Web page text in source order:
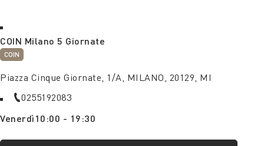
COIN Milano 5 Giornate
COIN
Piazza Cinque Giornate, 1/A, MILANO, 20129, MI
0255192083
Venerdì 10:00 - 19:30